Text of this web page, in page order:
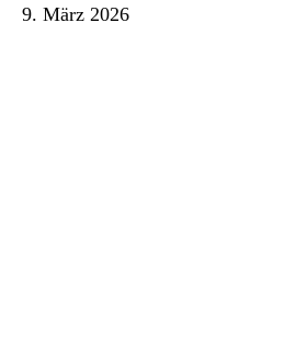
9. März 2026